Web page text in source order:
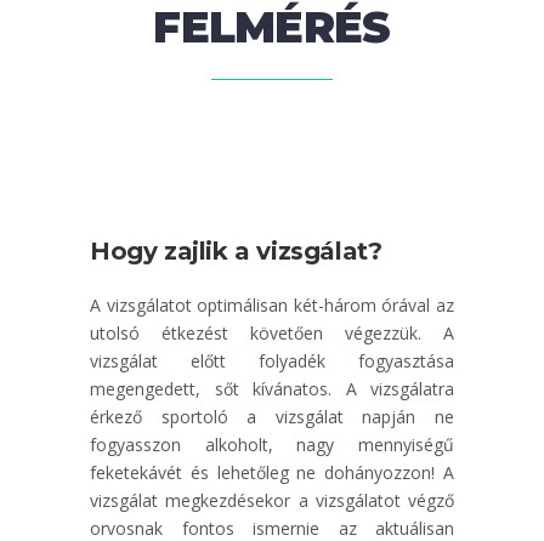
FELMÉRÉS
Hogy zajlik a vizsgálat?
A vizsgálatot optimálisan két-három órával az
utolsó étkezést követően végezzük. A
vizsgálat előtt folyadék fogyasztása
megengedett, sőt kívánatos. A vizsgálatra
érkező sportoló a vizsgálat napján ne
fogyasszon alkoholt, nagy mennyiségű
feketekávét és lehetőleg ne dohányozzon! A
vizsgálat megkezdésekor a vizsgálatot végző
orvosnak fontos ismernie az aktuálisan